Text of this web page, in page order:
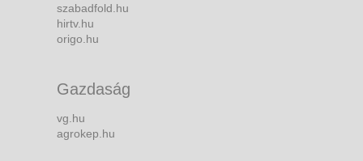
szabadfold.hu
hirtv.hu
origo.hu
Gazdaság
vg.hu
agrokep.hu